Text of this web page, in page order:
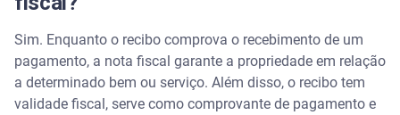
Sim. Enquanto o recibo comprova o recebimento de um
pagamento, a nota fiscal garante a propriedade em relação
a determinado bem ou serviço. Além disso, o recibo tem
validade fiscal, serve como comprovante de pagamento e